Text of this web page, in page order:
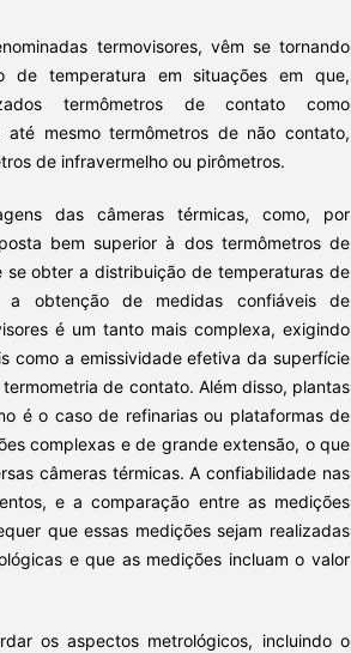
termovisores, vêm se tornando
de temperatura em situações em que,
termômetros de contato como
até mesmo termômetros de não contato,
de infravermelho ou pirômetros.
das câmeras térmicas, como, por
bem superior à dos termômetros de
obter a distribuição de temperaturas de
a obtenção de medidas confiáveis de
é um tanto mais complexa, exigindo
como a emissividade efetiva da superfície
de contato. Além disso, plantas
é o caso de refinarias ou plataformas de
complexas e de grande extensão, o que
câmeras térmicas. A confiabilidade nas
e a comparação entre as medições
que essas medições sejam realizadas
e que as medições incluam o valor
os aspectos metrológicos, incluindo o